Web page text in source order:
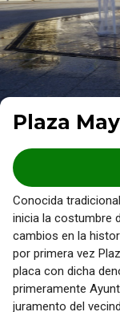
Plaza
Conocida
inicia la costumbre
cambios en la
por primera vez
placa con dicha
primeramente
juramento del